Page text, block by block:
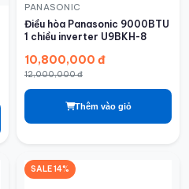
PANASONIC
Điều hòa Panasonic 9000BTU
1 chiều inverter U9BKH-8
10,800,000 đ
12,000,000 đ
Thêm vào giỏ
SALE 14%